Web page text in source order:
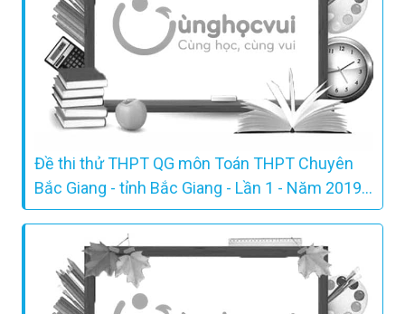
Đề thi thử THPT QG môn Toán THPT Chuyên
Bắc Giang - tỉnh Bắc Giang - Lần 1 - Năm 2019 -
Có lời giải chi tiết